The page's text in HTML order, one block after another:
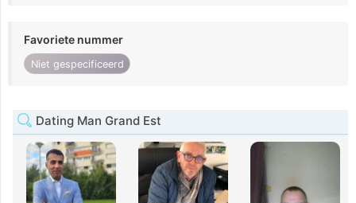
Favoriete nummer
Niet gespecificeerd
Dating Man Grand Est